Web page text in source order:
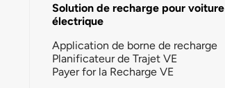
Solution de recharge pour voiture
électrique
Application de borne de recharge
Planificateur de Trajet VE
Payer for la Recharge VE